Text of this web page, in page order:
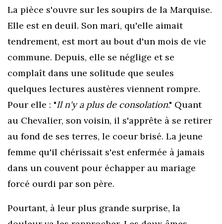
La pièce s'ouvre sur les soupirs de la Marquise.
Elle est en deuil. Son mari, qu'elle aimait
tendrement, est mort au bout d'un mois de vie
commune. Depuis, elle se néglige et se
complaît dans une solitude que seules
quelques lectures austères viennent rompre.
Pour elle : "Il n'y a plus de consolation." Quant
au Chevalier, son voisin, il s'apprête à se retirer
au fond de ses terres, le coeur brisé. La jeune
femme qu'il chérissait s'est enfermée à jamais
dans un couvent pour échapper au mariage
forcé ourdi par son père.
Pourtant, à leur plus grande surprise, la